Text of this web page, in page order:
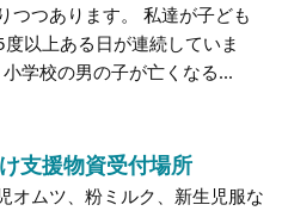
つつあります。 私達が子ども
以上ある日が連続していま
学校の男の子が亡くなる...
支援物資受付場所
オムツ、粉ミルク、新生児服な